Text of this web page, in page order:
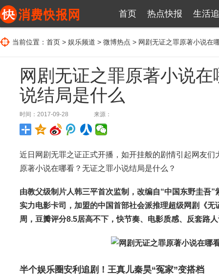
首页 热点快报 生活
当前位置： 首页 > 娱乐频道 > 微博热点 > 网剧无证之罪原著小说在
网剧无证之罪原著小说
说结局是什么
时间：2017-09-28 来源：
近日网剧无罪之证正式开播，如开挂般的剧情引起网友
原著小说在哪看？无证之罪小说结局是什么？
由教父级制片人韩三平首次监制，改编自“中国东野圭吾
实力电影卡司，加盟的中国首部社会派推理超级网剧《
周，豆瓣评分8.5居高不下，快节奏、电影质感、反套路
半个娱乐圈安利追剧！王真儿秦昊“冤家”变搭档